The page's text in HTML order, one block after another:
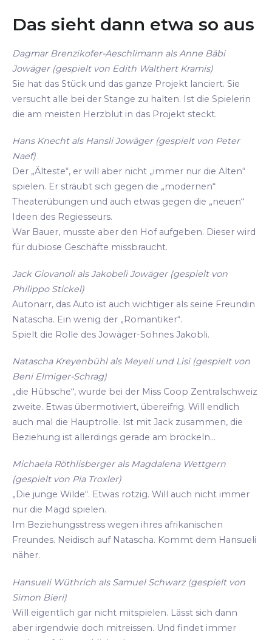
Das sieht dann etwa so aus
Dagmar Brenzikofer-Aeschlimann als Anne Bäbi
Jowäger (gespielt von Edith Walthert Kramis)
Sie hat das Stück und das ganze Projekt lanciert. Sie
versucht alle bei der Stange zu halten. Ist die Spielerin
die am meisten Herzblut in das Projekt steckt.
Hans Knecht als Hansli Jowäger (gespielt von Peter
Naef)
Der „Älteste“, er will aber nicht „immer nur die Alten“
spielen. Er sträubt sich gegen die „modernen“
Theaterübungen und auch etwas gegen die „neuen“
Ideen des Regiesseurs.
War Bauer, musste aber den Hof aufgeben. Dieser wird
für dubiose Geschäfte missbraucht.
Jack Giovanoli als Jakobeli Jowäger (gespielt von
Philippo Stickel)
Autonarr, das Auto ist auch wichtiger als seine Freundin
Natascha. Ein wenig der „Romantiker“.
Spielt die Rolle des Jowäger-Sohnes Jakobli.
Natascha Kreyenbühl als Meyeli und Lisi (gespielt von
Beni Elmiger-Schrag)
„die Hübsche“, wurde bei der Miss Coop Zentralschweiz
zweite. Etwas übermotiviert, übereifrig. Will endlich
auch mal die Hauptrolle. Ist mit Jack zusammen, die
Beziehung ist allerdings gerade am bröckeln...
Michaela Röthlisberger als Magdalena Wettgern
(gespielt von Pia Troxler)
„Die junge Wilde“. Etwas rotzig. Will auch nicht immer
nur die Magd spielen.
Im Beziehungsstress wegen ihres afrikanischen
Freundes. Neidisch auf Natascha. Kommt dem Hansueli
näher.
Hansueli Wüthrich als Samuel Schwarz (gespielt von
Simon Bieri)
Will eigentlich gar nicht mitspielen. Lässt sich dann
aber irgendwie doch mitreissen. Und findet immer